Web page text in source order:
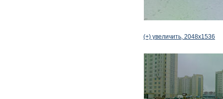
(+) увеличить, 2048x1536